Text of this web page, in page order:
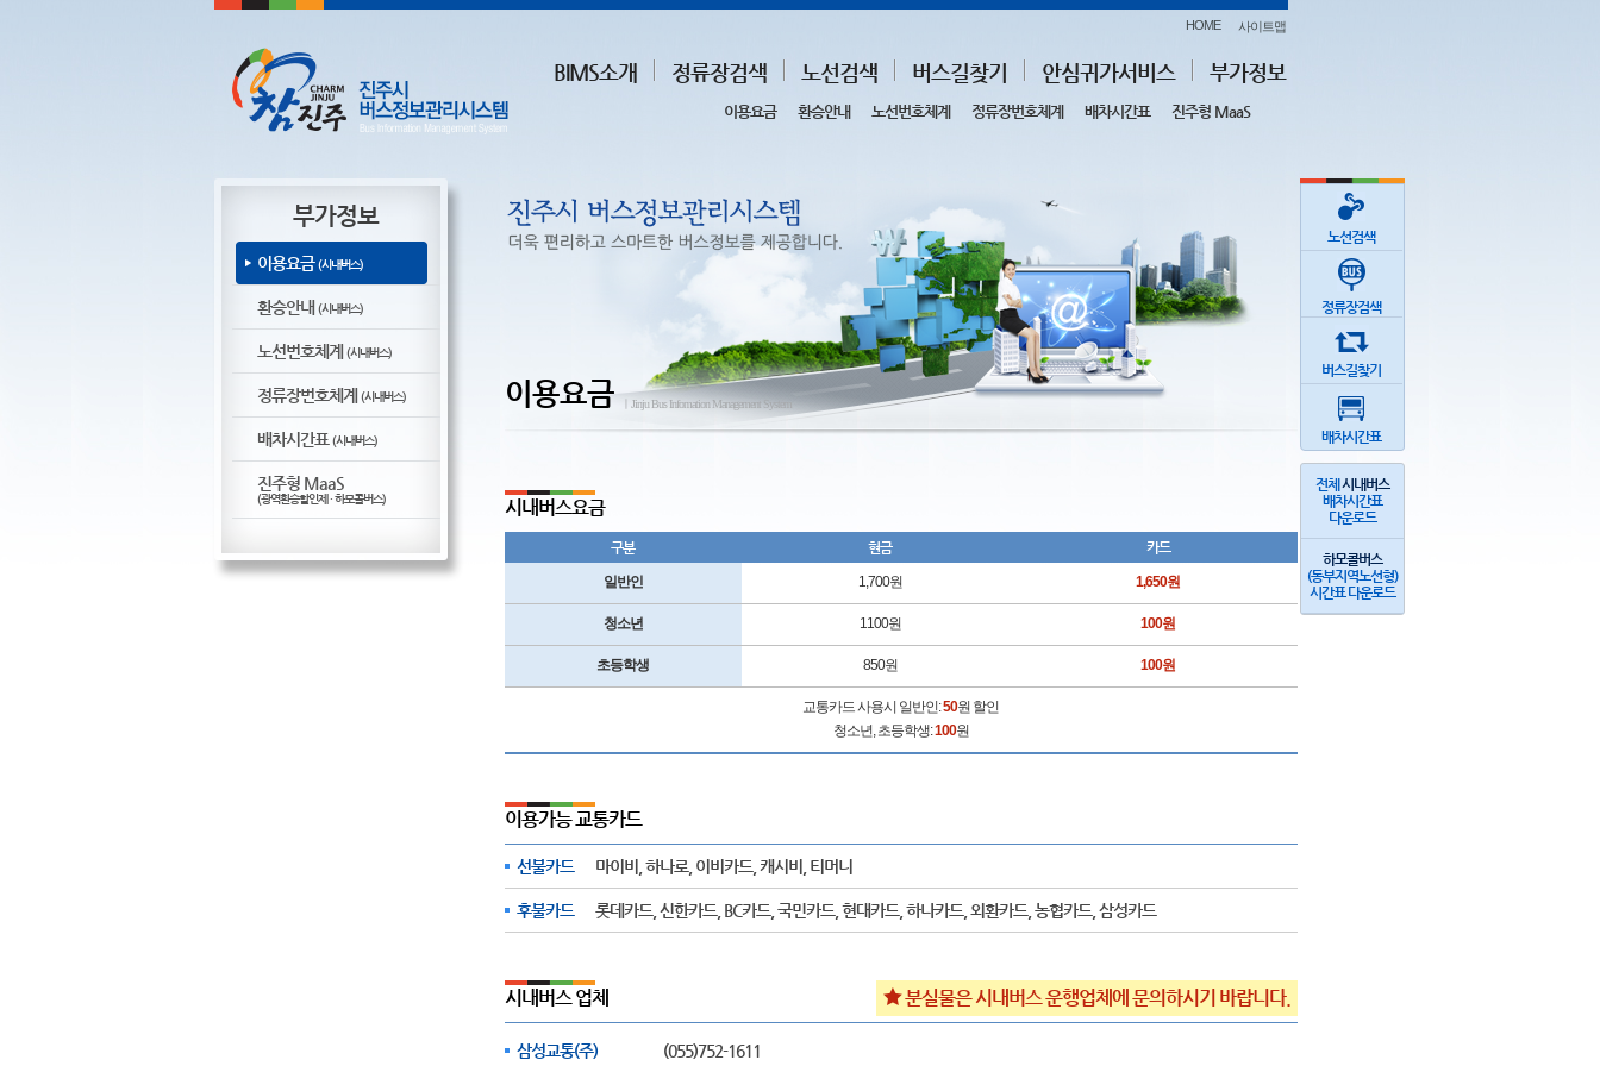
HOME 사이트맵
BIMS소개 정류장검색 노선검색 버스길찾기 안심귀가서비스 부가정보
이용요금 환승안내 노선번호체계 정류장번호체계 배차시간표 진주형 MaaS
부가정보
이용요금(시내버스)
환승안내 (시내버스)
노선번호체계 (시내버스)
정류장번호체계 (시내버스)
배차시간표 (시내버스)
진주형 MaaS
(광역환승할인제 · 하모콜버스)
이용요금 ㅣJinju Bus Infomation Management System
시내버스요금
구분 현금 카드
일반인 1,700원 1,650원
청소년 1100원 100원
초등학생 850원 100원
교통카드 사용시 일반인:50원 할인
청소년, 초등학생:100원
이용가능 교통카드
선불카드 마이비, 하나로, 이비카드, 캐시비, 티머니
후불카드 롯데카드, 신한카드, BC카드, 국민카드, 현대카드, 하나카드, 외환카드, 농협카드, 삼성카드
시내버스 업체 분실물은 시내버스 운행업체에 문의하시기 바랍니다.
삼성교통(주) (055)752-1611
노선검색
정류장검색
버스길찾기
배차시간표
전체 시내버스
배차시간표
다운로드
하모콜버스
(동부지역노선형)
시간표 다운로드